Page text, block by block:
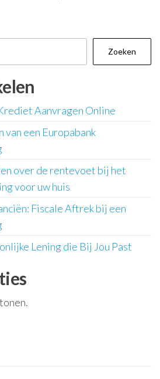
Zoeken
Aanvragen Online
een Europabank
over de rentevoet bij het
voor uw huis
Fiscale Aftrek bij een
Lening die Bij Jou Past